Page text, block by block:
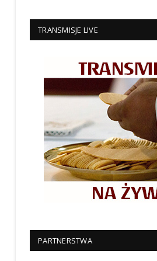
TRANSMISJE LIVE
PARTNERSTWA